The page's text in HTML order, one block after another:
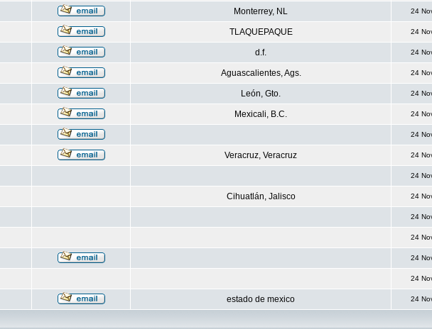
Monterrey, NL 24
TLAQUEPAQUE 24
d.f. 24
Aguascalientes, Ags. 24
León, Gto. 24
Mexicali, B.C. 24
24
Veracruz, Veracruz 24
24
Cihuatlán, Jalisco 24
24
24
24
24
estado de mexico 24